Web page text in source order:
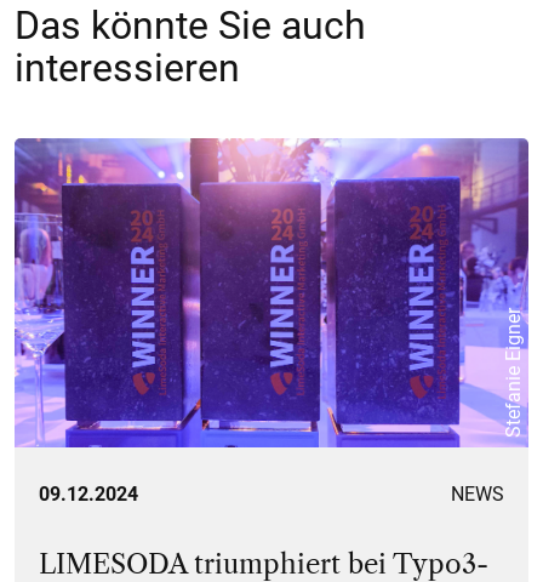
Das könnte Sie auch
interessieren
Stefanie Eigner
09.12.2024 NEWS
LIMESODA triumphiert bei Typo3-